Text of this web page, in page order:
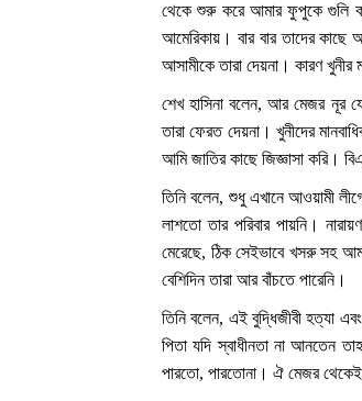
থেকে শুরু করে আমার ফুপুকে গুলি
আমেরিকায়। বার বার তাদের
আসামীকে তারা দেয়না। কারণ খুনীর
শেখ হাসিনা বলেন, আর মেজর নূর
তারা ফেরত দেয়না। খুনীদের
আমি জাতির কাছে জিজ্ঞাসা করি।
তিনি বলেন, শুধু এখানে আওয়ামী
লাশতো তার পরিবার পায়নি।
মেরেছে, ঠিক সেইভাবে খসরু সহ
বেশিদিন তারা আর বাঁচতে পারেনি।
তিনি বলেন, এই বুদ্ধিজীবী হত্যা
পিতা যদি স্বাধীনতা না আনতেন
পারতো, পারতোনা। ঐ মেজর থেকেই